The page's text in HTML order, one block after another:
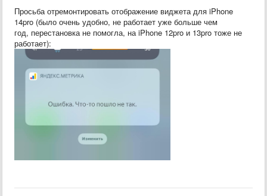
Просьба отремонтировать отображение виджета для iPhone
14pro (было очень удобно, не работает уже больше чем
год, перестановка не помогла, на iPhone 12pro и 13pro тоже не
работает):